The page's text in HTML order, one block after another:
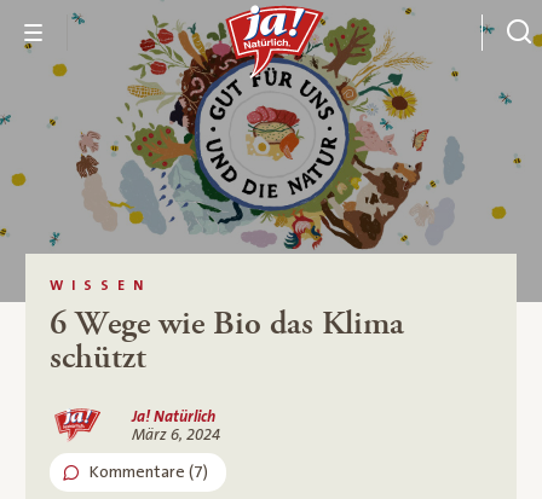
WISSEN
6 Wege wie Bio das Klima
schützt
Ja! Natürlich
März 6, 2024
Kommentare (7)